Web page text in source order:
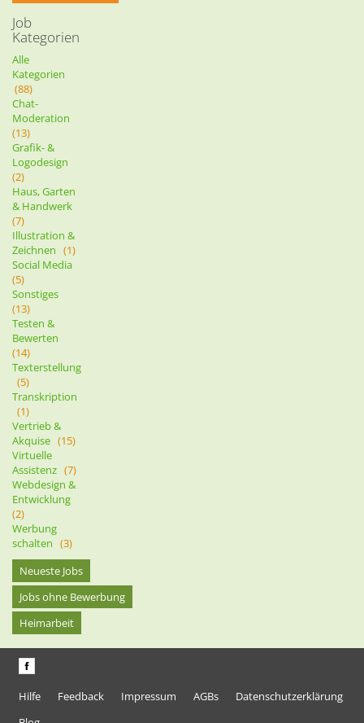
Job
Kategorien
Alle
Kategorien
(88)
Chat-
Moderation
(13)
Grafik- &
Logodesign
(2)
Haus, Garten
& Handwerk
(7)
Illustration &
Zeichnen (1)
Social Media
(5)
Sonstiges
(13)
Testen &
Bewerten
(14)
Texterstellung
(5)
Transkription
(1)
Vertrieb &
Akquise (15)
Virtuelle
Assistenz (7)
Webdesign &
Entwicklung
(2)
Werbung
schalten (3)
Neueste Jobs
Jobs ohne Bewerbung
Heimarbeit
Hilfe Feedback Impressum AGBs
Datenschutzerklärung